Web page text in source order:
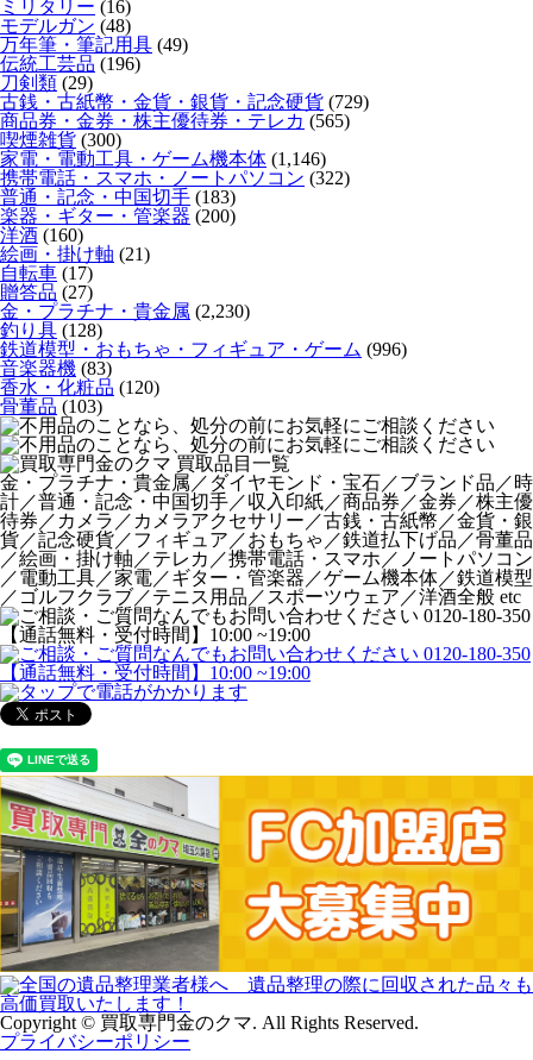
ミリタリー (16)
モデルガン (48)
万年筆・筆記用具 (49)
伝統工芸品 (196)
刀剣類 (29)
古銭・古紙幣・金貨・銀貨・記念硬貨 (729)
商品券・金券・株主優待券・テレカ (565)
喫煙雑貨 (300)
家電・電動工具・ゲーム機本体 (1,146)
携帯電話・スマホ・ノートパソコン (322)
普通・記念・中国切手 (183)
楽器・ギター・管楽器 (200)
洋酒 (160)
絵画・掛け軸 (21)
自転車 (17)
贈答品 (27)
金・プラチナ・貴金属 (2,230)
釣り具 (128)
鉄道模型・おもちゃ・フィギュア・ゲーム (996)
音楽器機 (83)
香水・化粧品 (120)
骨董品 (103)
金・プラチナ・貴金属／ダイヤモンド・宝石／ブランド品／時
計／普通・記念・中国切手／収入印紙／商品券／金券／株主優
待券／カメラ／カメラアクセサリー／古銭・古紙幣／金貨・銀
貨／記念硬貨／フィギュア／おもちゃ／鉄道払下げ品／骨董品
／絵画・掛け軸／テレカ／携帯電話・スマホ／ノートパソコン
／電動工具／家電／ギター・管楽器／ゲーム機本体／鉄道模型
／ゴルフクラブ／テニス用品／スポーツウェア／洋酒全般 etc
Copyright © 買取専門金のクマ. All Rights Reserved.
プライバシーポリシー